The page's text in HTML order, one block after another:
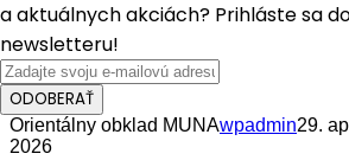
a aktuálnych akciách? Prihláste sa
newsletteru!
ODOBERAŤ
Orientálny obklad MUNAwpadmin29.
2026